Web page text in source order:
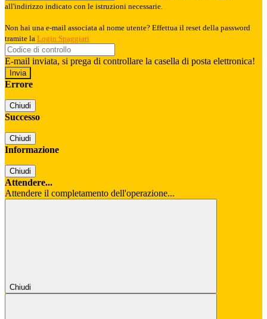
all'indirizzo indicato con le istruzioni necessarie.
Non hai una e-mail associata al nome utente? Effettua il reset della password
tramite la Login Spaggiari
E-mail inviata, si prega di controllare la casella di posta elettronica!
Errore
Chiudi
Successo
Chiudi
Informazione
Chiudi
Attendere...
Attendere il completamento dell'operazione...
Chiudi